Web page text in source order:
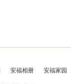
安福相册 安福家园